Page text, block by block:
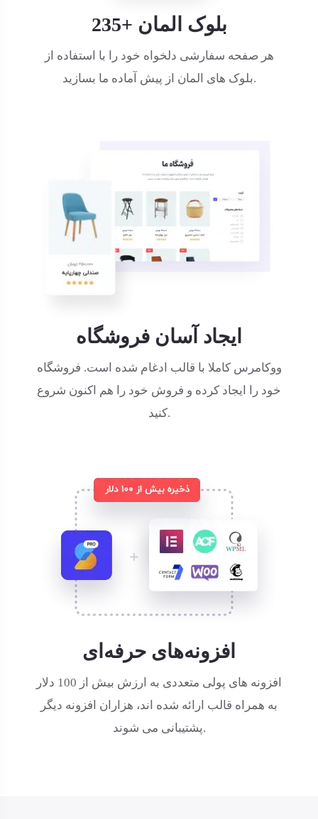
235+ بلوک المان
هر صفحه سفارشی دلخواه خود را با استفاده از
بلوک های المان از پیش آماده ما بسازید.
ایجاد آسان فروشگاه
ووکامرس کاملا با قالب ادغام شده است. فروشگاه
خود را ایجاد کرده و فروش خود را هم اکنون شروع
کنید.
افزونه‌های حرفه‌ای
افزونه های پولی متعددی به ارزش بیش از 100 دلار
به همراه قالب ارائه شده اند، هزاران افزونه دیگر
پشتیبانی می شوند.